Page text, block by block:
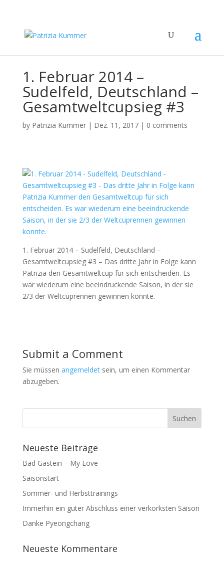
1. Februar 2014 –
Sudelfeld, Deutschland –
Gesamtweltcupsieg #3
by Patrizia Kummer| Dez. 11, 2017| 0 comments
1. Februar 2014 – Sudelfeld, Deutschland –
Gesamtweltcupsieg #3 – Das dritte Jahr in Folge kann
Patrizia den Gesamtweltcup für sich entscheiden. Es
war wiederum eine beeindruckende Saison, in der sie
2/3 der Weltcuprennen gewinnen konnte.
Submit a Comment
Sie müssen angemeldetsein, um einen Kommentar
abzugeben.
Neueste Beiträge
Bad Gastein – My Love
Saisonstart
Sommer- und Herbsttrainings
Immerhin ein guter Abschluss einer verkorksten Saison
Danke Pyeongchang
Neueste Kommentare